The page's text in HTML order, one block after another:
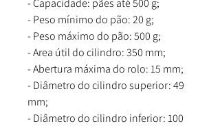
- Capacidade: pães até 500 g;
- Peso mínimo do pão: 20 g;
- Peso máximo do pão: 500 g;
- Area útil do cilindro: 350 mm;
- Abertura máxima do rolo: 15 mm;
- Diâmetro do cilindro superior: 49
mm;
- Diâmetro do cilindro inferior: 100